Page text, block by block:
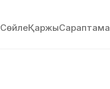
СөйлeҚаржыСараптама